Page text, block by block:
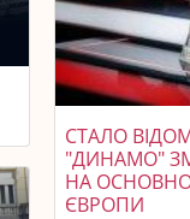
СТАЛО
"ДИНАМО"
НА
ЄВРОПИ